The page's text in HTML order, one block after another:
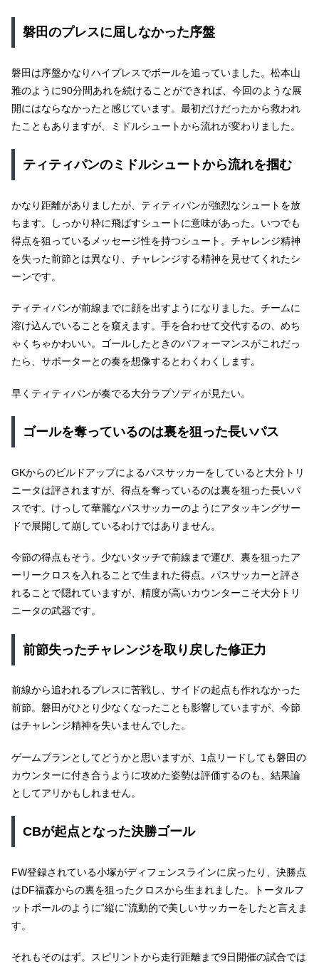
磐田のプレスに屈しなかった序盤
磐田は序盤かなりハイプレスでボールを追っていました。松本山
雅のように90分間あれを続けることができれば、今回のような展
開にはならなかったと感じています。最初だけだったから救われ
たこともありますが、ミドルシュートから流れが変わりました。
ティティパンのミドルシュートから流れを掴む
かなり距離がありましたが、ティティパンが強烈なシュートを放
ちます。しっかり枠に飛ばすシュートに意味があった。いつでも
得点を狙っているメッセージ性を持つシュート。チャレンジ精神
を失った前節とは異なり、チャレンジする精神を見せてくれたシ
ーンです。
ティティパンが前線までに顔を出すようになりました。チームに
溶け込んでいることを窺えます。手を合わせて交代するの、めち
ゃくちゃかわいい。ゴールしたときのパフォーマンスがこれだっ
たら、サポーターとの奏を想像するとわくわくします。
早くティティパンが奏でる大分ラプソディが見たい。
ゴールを奪っているのは裏を狙った長いパス
GKからのビルドアップによるパスサッカーをしていると大分トリ
ニータは評されますが、得点を奪っているのは裏を狙った長いパ
スです。けっして華麗なパスサッカーのようにアタッキングサー
ドで展開して崩しているわけではありません。
今節の得点もそう。少ないタッチで前線まで運び、裏を狙ったア
ーリークロスを入れることで生まれた得点。パスサッカーと評さ
れることで隠れていますが、精度が高いカウンターこそ大分トリ
ニータの武器です。
前節失ったチャレンジを取り戻した修正力
前線から追われるプレスに苦戦し、サイドの起点も作れなかった
前節。磐田がひとり少なくなったことも影響していますが、今節
はチャレンジ精神を失いませんでした。
ゲームプランとしてどうかと思いますが、1点リードしても磐田の
カウンターに付き合うように攻めた姿勢は評価するのも、結果論
としてアリかもしれません。
CBが起点となった決勝ゴール
FW登録されている小塚がディフェンスラインに戻ったり、決勝点
はDF福森からの裏を狙ったクロスから生まれました。トータルフ
ットボールのように“縦に”流動的で美しいサッカーをしたと言えま
す。
それもそのはず。スピリントから走行距離まで9日開催の試合では